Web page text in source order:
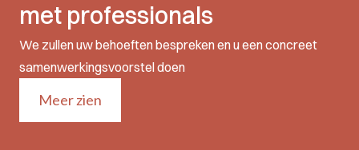
met professionals
We zullen uw behoeften bespreken en u een concreet
samenwerkingsvoorstel doen
Meer zien